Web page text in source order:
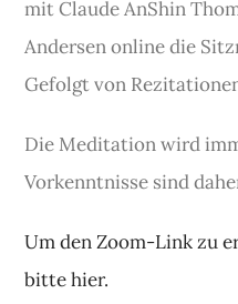
mit Claude AnShin
Andersen online die
Gefolgt von
Die Meditation wird
Vorkenntnisse sind
Um den Zoom-Link zu
bitte hier.